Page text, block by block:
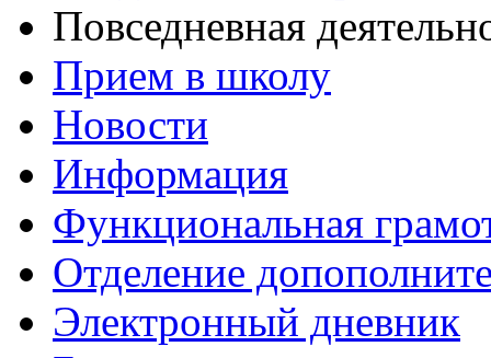
Повседневная
Прием в школу
Новости
Информация
Функциональная
Отделение
Электронный дневник